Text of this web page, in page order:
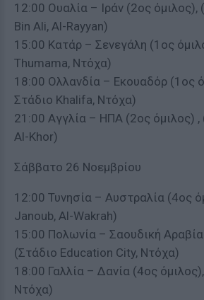
12:00 Ουαλία – Ιράν (2ος όμιλος),
Bin Ali, Al-Rayyan)
15:00 Κατάρ – Σενεγάλη (1ος
Thumama, Ντόχα)
18:00 Ολλανδία – Εκουαδόρ (1ος
Στάδιο Khalifa, Ντόχα)
21:00 Αγγλία – ΗΠΑ (2ος όμιλος) ,
Al-Khor)
Σάββατο 26 Νοεμβρίου
12:00 Τυνησία – Αυστραλία (4ος
Janoub, Al-Wakrah)
15:00 Πολωνία – Σαουδική
(Στάδιο Education City, Ντόχα)
18:00 Γαλλία – Δανία (4ος
Ντόχα)